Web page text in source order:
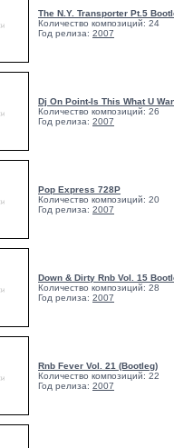
The N.Y. Transporter Pt.5
Количество композиций: 24
Год релиза: 2007
Dj On Point-Is This What U
Количество композиций: 26
Год релиза: 2007
Pop Express 728P
Количество композиций: 20
Год релиза: 2007
Down & Dirty Rnb Vol. 15
Количество композиций: 28
Год релиза: 2007
Rnb Fever Vol. 21 (Bootleg)
Количество композиций: 22
Год релиза: 2007